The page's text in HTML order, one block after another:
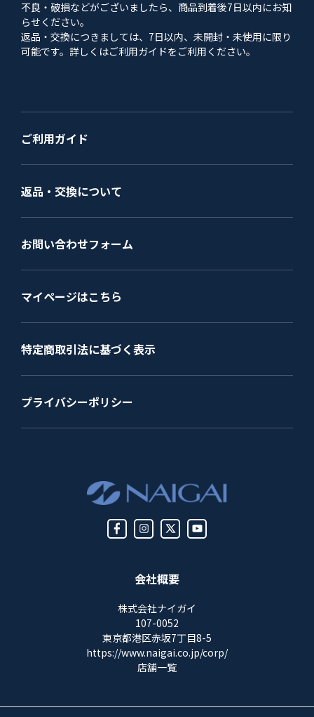
会社概要
株式会社ナイガイ
107-0052
東京都港区赤坂7丁目8-5
https://www.naigai.co.jp/corp/
店舗一覧
不良・破損などがございましたら、商品到着後7日以内にお知
らせください。
返品・交換につきましては、7日以内、未開封・未使用に限り
可能です。詳しくはご利用ガイドをご利用ください。
ご利用ガイド
返品・交換について
お問い合わせフォーム
マイページはこちら
特定商取引法に基づく表示
プライバシーポリシー